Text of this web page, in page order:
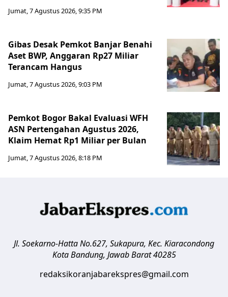
Jumat, 7 Agustus 2026, 9:35 PM
Gibas Desak Pemkot Banjar Benahi
Aset BWP, Anggaran Rp27 Miliar
Terancam Hangus
Jumat, 7 Agustus 2026, 9:03 PM
Pemkot Bogor Bakal Evaluasi WFH
ASN Pertengahan Agustus 2026,
Klaim Hemat Rp1 Miliar per Bulan
Jumat, 7 Agustus 2026, 8:18 PM
Jl. Soekarno-Hatta No.627, Sukapura, Kec. Kiaracondong
Kota Bandung, Jawab Barat 40285
redaksikoranjabarekspres@gmail.com